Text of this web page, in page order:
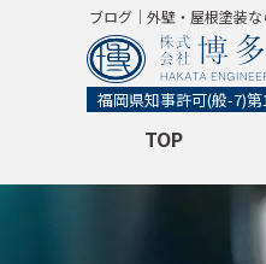
ブログ｜外壁・屋根塗装
福岡県知事許可(般-7)第
TOP